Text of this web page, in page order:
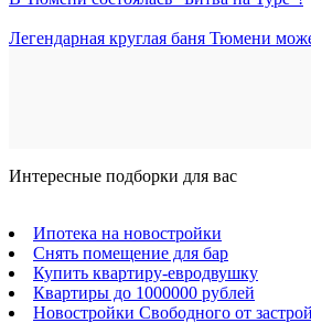
Легендарная круглая баня Тюмени
Интересные подборки для вас
Ипотека на новостройки
Снять помещение для бар
Купить квартиру-евродвушку
Квартиры до 1000000 рублей
Новостройки Свободного от